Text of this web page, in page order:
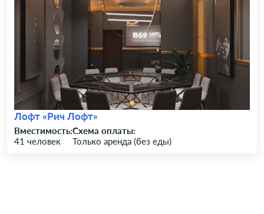
Лофт «Рич Лофт»
Вместимость:
41 человек
Схема оплаты:
Только аренда (без еды)